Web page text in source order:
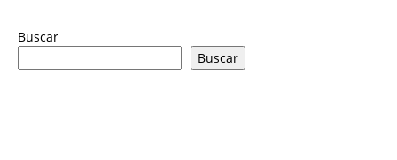
Buscar
Buscar